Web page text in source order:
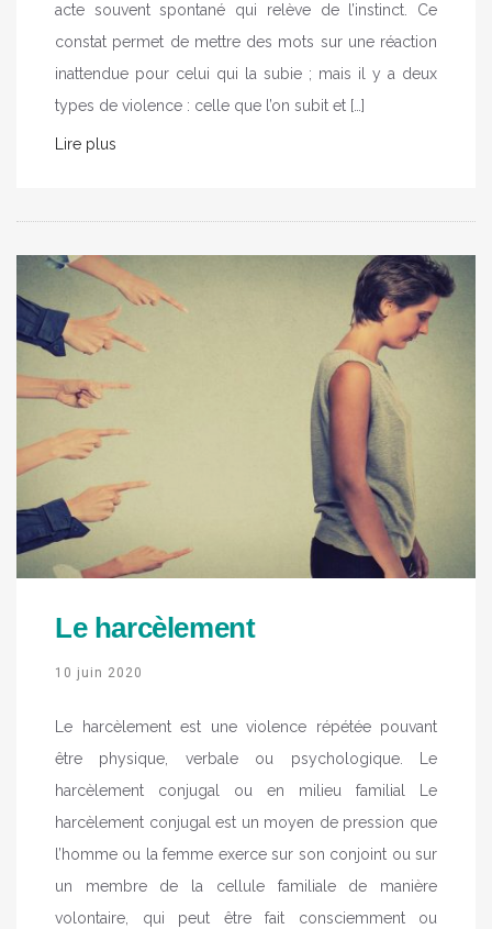
acte souvent spontané qui relève de l’instinct. Ce
constat permet de mettre des mots sur une réaction
inattendue pour celui qui la subie ; mais il y a deux
types de violence : celle que l’on subit et […]
Lire plus
Le harcèlement
10 juin 2020
Le harcèlement est une violence répétée pouvant
être physique, verbale ou psychologique. Le
harcèlement conjugal ou en milieu familial Le
harcèlement conjugal est un moyen de pression que
l’homme ou la femme exerce sur son conjoint ou sur
un membre de la cellule familiale de manière
volontaire, qui peut être fait consciemment ou